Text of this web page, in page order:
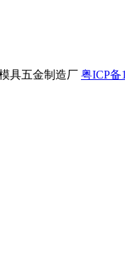
具五金制造厂 粤ICP备